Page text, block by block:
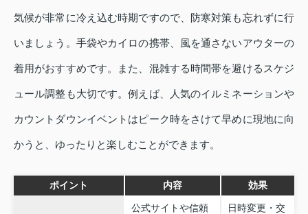
気候が非常に冷え込む時期ですので、防寒対策も忘れずに行
いましょう。手袋やカイロの携帯、風を通さないアウターの
着用がおすすめです。また、混雑する時間帯を避けるスケジ
ュール調整も大切です。例えば、人気のイルミネーションや
カウントダウンイベントはピーク時をさけて早めに現地に向
かうと、ゆったりと楽しむことができます。
ポイント 内容 効果
公式サイトや信頼
日時変更・交